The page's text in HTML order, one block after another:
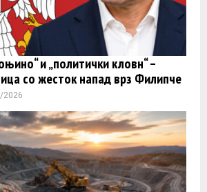
и „политички кловн“ –
со жесток напад врз Филипче
2026